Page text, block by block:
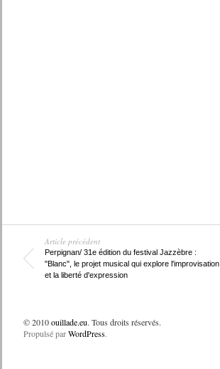
Article précédent
Perpignan/ 31e édition du festival Jazzèbre :
"Blanc", le projet musical qui explore l'improvisation
et la liberté d'expression
© 2010ouillade.eu. Tous droits réservés.
Propulsé parWordPress.